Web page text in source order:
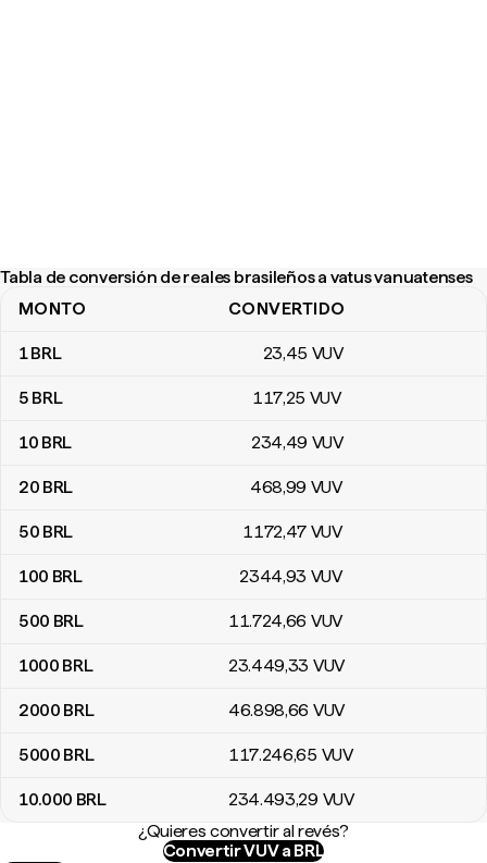
Tabla de conversión de reales brasileños a vatus vanuatenses
Tabla de conversión de reales brasileños a vatus vanuatenses
MONTO CONVERTIDO
1BRL 23,45 VUV
5 BRL 117,25 VUV
10 BRL 234,49 VUV
20 BRL 468,99 VUV
50 BRL 1172,47 VUV
100 BRL 2344,93 VUV
500 BRL 11.724,66 VUV
1000 BRL 23.449,33 VUV
2000 BRL 46.898,66 VUV
5000 BRL 117.246,65 VUV
10.000 BRL 234.493,29 VUV
¿Quieres convertir al revés?
Convertir VUV a BRL